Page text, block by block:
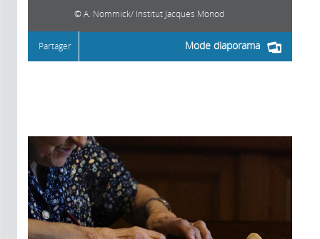
A. Nommick/ Institut Jacques Monod
Mode diaporama
Partager